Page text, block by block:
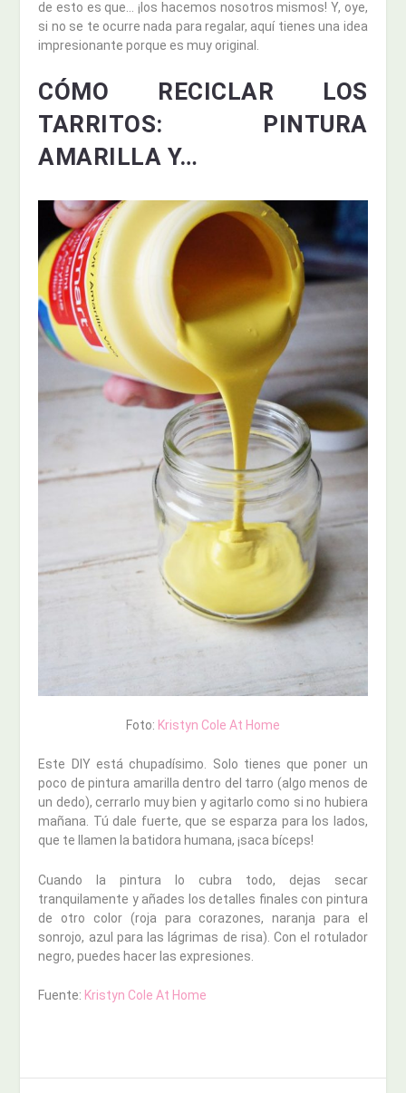
de esto es que… ¡los hacemos nosotros mismos! Y, oye,
si no se te ocurre nada para regalar, aquí tienes una idea
impresionante porque es muy original.
CÓMO RECICLAR LOS
TARRITOS: PINTURA
AMARILLA Y…
Foto: Kristyn Cole At Home
Este DIY está chupadísimo. Solo tienes que poner un
poco de pintura amarilla dentro del tarro (algo menos de
un dedo), cerrarlo muy bien y agitarlo como si no hubiera
mañana. Tú dale fuerte, que se esparza para los lados,
que te llamen la batidora humana, ¡saca bíceps!
Cuando la pintura lo cubra todo, dejas secar
tranquilamente y añades los detalles finales con pintura
de otro color (roja para corazones, naranja para el
sonrojo, azul para las lágrimas de risa). Con el rotulador
negro, puedes hacer las expresiones.
Fuente: Kristyn Cole At Home